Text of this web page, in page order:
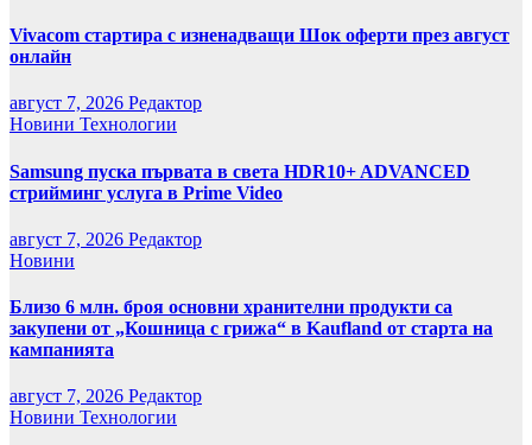
Vivacom стартира с изненадващи Шок оферти през август
онлайн
август 7, 2026 Редактор
Новини Технологии
Samsung пуска първата в света HDR10+ ADVANCED
стрийминг услуга в Prime Video
август 7, 2026 Редактор
Новини
Близо 6 млн. броя основни хранителни продукти са
закупени от „Кошница с грижа“ в Kaufland от старта на
кампанията
август 7, 2026 Редактор
Новини Технологии